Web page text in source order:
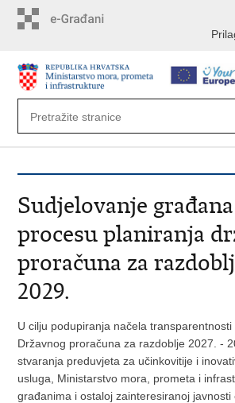
Sudjelovanje
procesu planiranja
proračuna za
2029.
U cilju podupiranja načela
Državnog proračuna za razdoblje 2027. -
stvaranja preduvjeta za učinkovitije i
usluga, Ministarstvo mora, prometa i
građanima i ostaloj zainteresiranoj